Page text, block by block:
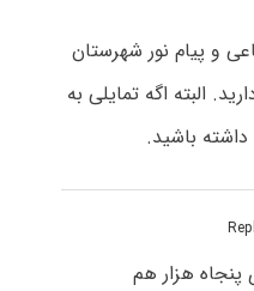
و پیام نور شهرستان
البته اگه تمایلی به
باشید.
پنجاه هزار هم